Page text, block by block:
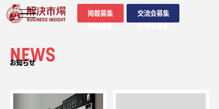
掲載募集
掲載募集
交流会募集
交流会募集
NEWS
お知らせ